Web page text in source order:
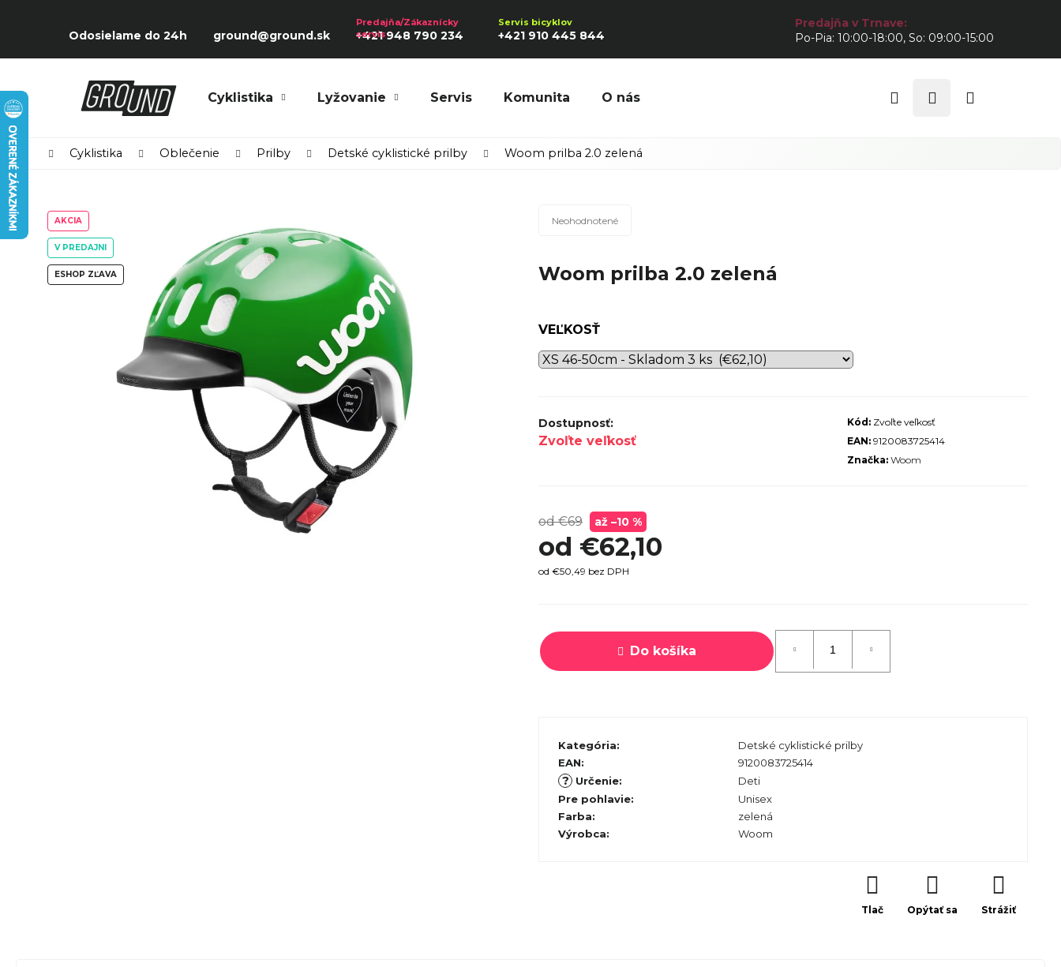
Odosielame do 24h ground@ground.sk +421 948 790 234 +421 910 445 844
Predajňa v Trnave:
Po-Pia: 10:00-18:00, So: 09:00-15:00
Cyklistika Lyžovanie Servis Komunita O nás Hľadať Prihlásenie
DomovCyklistika Oblečenie Prilby Detské cyklistické prilby Woom prilba 2.0 zelená
Priemerné
je
5
Neohodnotené
Woom prilba 2.0 zelená
VEĽKOSŤ
Zvoľte veľkosť
Kód: Zvoľte veľkosť
Značka: Woom
EAN: 9120083725414
od €69 až –10 %
od €62,10
od €50,49 bez DPH
cena:
Do košíka
Kategória:
Detské cyklistické prilby
EAN: 9120083725414
? Určenie:
Deti
Pre pohlavie:
Unisex
Farba:
zelená
Výrobca: Woom
Tlač Opýtať sa Strážiť
AKCIA
V PREDAJNI
ESHOP ZĽAVA
š
í
k
Späť
do
obchodu
Späť
do
obchodu
Čo potrebujete nájsť?
TREK PROCALIBER 8 FURY RED
TREK MARLIN 6 GEN 3 LAVA
SPECIALIZED SIRRUS X 3.0 GLOSS